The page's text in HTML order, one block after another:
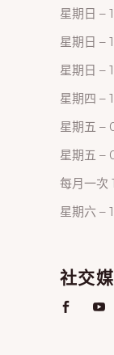
星期日 –
星期日 –
星期日 –
星期四 –
星期五 –
星期五 –
每月一次
星期六 –
社交